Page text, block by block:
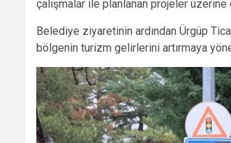
çalışmalar ile planlanan projeler üzerine
Belediye ziyaretinin ardından Ürgüp
bölgenin turizm gelirlerini artırmaya